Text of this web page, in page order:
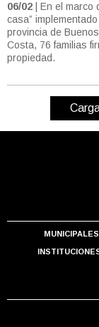
06/02 | En el marco
casa”
provincia de
Costa, 76 familias
propiedad.
MUNICIPALES